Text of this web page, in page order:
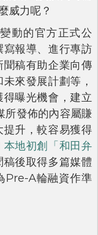
威力呢？
動的官方正式公
報導、進行專訪
稿有助企業向傳
來發展計劃等，
曝光機會，建立
發佈的內容屬賺
升，較容易獲得
本地初創「和田弁
後取得多篇媒體
Pre-A輪融資作準